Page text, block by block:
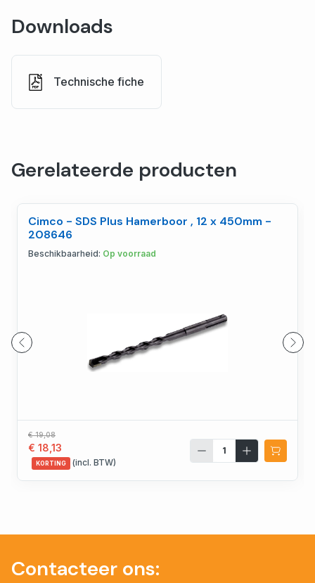
Downloads
Technische fiche
Gerelateerde producten
Cimco - SDS Plus Hamerboor , 12 x 450mm -
208646
Beschikbaarheid: Op voorraad
€ 19,08
€ 18,13
KORTING (incl. BTW)
Contacteer ons: